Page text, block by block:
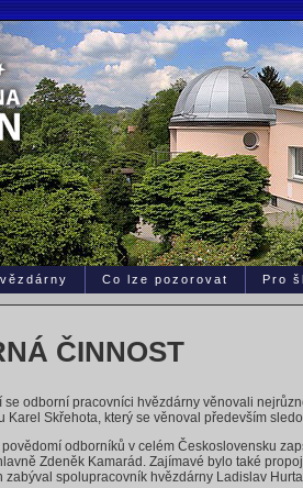
Co lze pozorovat Pro
ČINNOST
se odborní pracovníci hvězdárny věnovali
Karel Skřehota, který se věnoval především
odborníků v celém Československu
Zdeněk Kamarád. Zajímavé bylo také
zabýval spolupracovník hvězdárny Ladislav